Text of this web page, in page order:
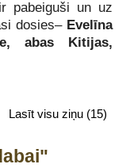
pabeiguši un uz
dosies– Evelīna
abas Kitijas,
Lasīt visu ziņu (15)